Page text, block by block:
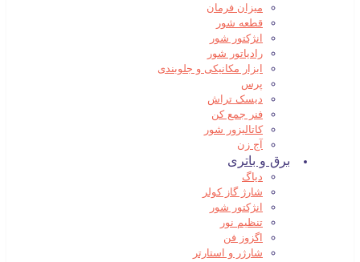
میزان فرمان
قطعه شور
انژکتور شور
رادیاتور شور
ابزار مکانیکی و جلوبندی
پرس
دیسک تراش
فنر جمع کن
کاتالیزور شور
آج زن
برق و باتری
دیاگ
شارژ گاز کولر
انژکتور شور
تنظیم نور
اگزوز فن
شارژر و استارتر